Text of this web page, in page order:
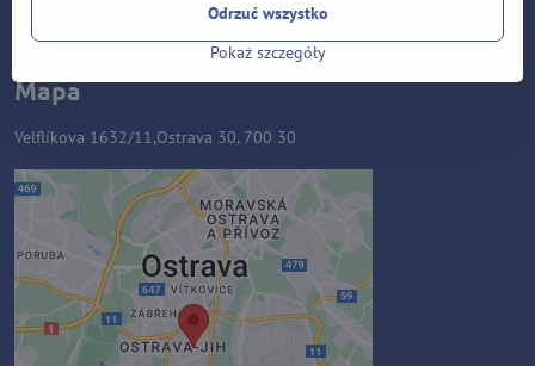
Mapa
Velflíkova 1632/11,Ostrava 30, 700 30
Zawartość zewnętrzna jest
blokowana przez opcje
prywatności
Czy chcesz załadować zawartość
zewnętrzną?
Pokaż szczegóły
Odrzuć wszystko